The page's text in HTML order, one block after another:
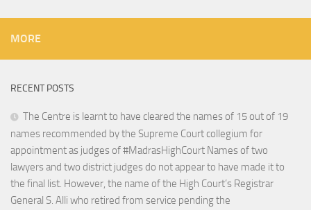
MORE
RECENT POSTS
The Centre is learnt to have cleared the names of 15 out of 19
names recommended by the Supreme Court collegium for
appointment as judges of #MadrasHighCourt Names of two
lawyers and two district judges do not appear to have made it to
the final list. However, the name of the High Court’s Registrar
General S. Alli who retired from service pending the